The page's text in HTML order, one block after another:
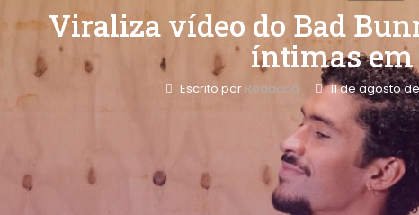
Viraliza vídeo do Bad
íntimas
Escrito por Redacao 11 de agosto